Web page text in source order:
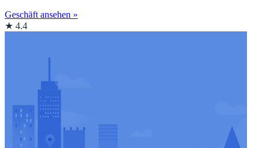
Geschäft ansehen »
★ 4.4